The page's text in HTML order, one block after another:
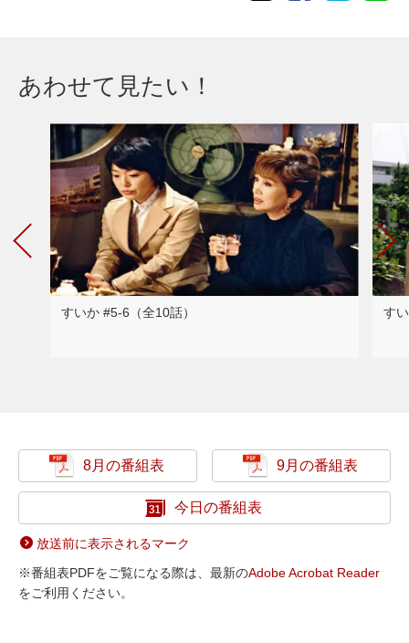
あわせて見たい！
すいか #5-6（全10話） す
8月の番組表 9月の番組表
今日の番組表
放送前に表示されるマーク
※番組表PDFをご覧になる際は、最新のAdobe Acrobat Reader
をご利用ください。